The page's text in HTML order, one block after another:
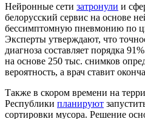
Нейронные сети затронули и
белорусский сервис на основе
бессимптомную пневмонию по
Эксперты утверждают, что
диагноза составляет порядка
на основе 250 тыс. снимков
вероятность, а врач ставит
Также в скором времени на
Республики планируют
сортировки мусора. Решение